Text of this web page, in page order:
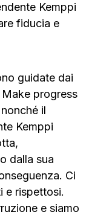
Kemppi
fiducia e
guidate dai
progress
il
Kemppi
dalla sua
Ci
e rispettosi.
e siamo